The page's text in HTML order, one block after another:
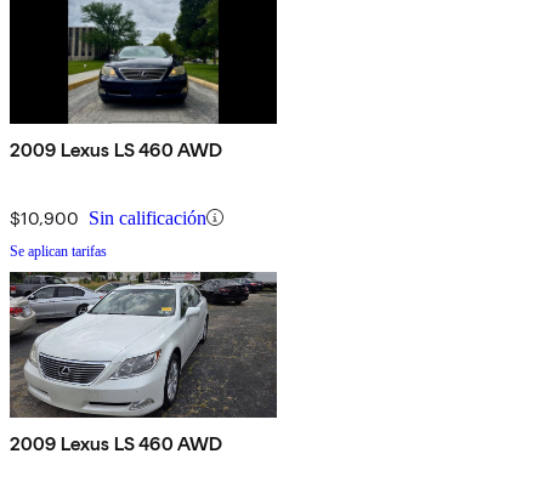
2009 Lexus LS 460 AWD
$10,900 Sin calificación
Se aplican tarifas
2009 Lexus LS 460 AWD